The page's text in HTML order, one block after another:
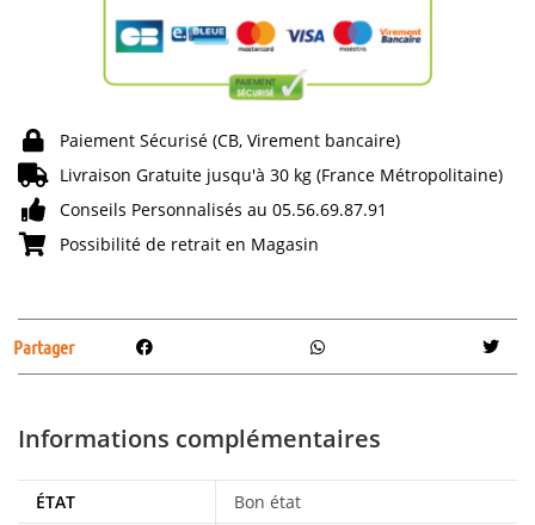
Paiement Sécurisé (CB, Virement bancaire)
Livraison Gratuite jusqu'à 30 kg (France Métropolitaine)
Conseils Personnalisés au 05.56.69.87.91
Possibilité de retrait en Magasin
Partager
Informations complémentaires
ÉTAT Bon état